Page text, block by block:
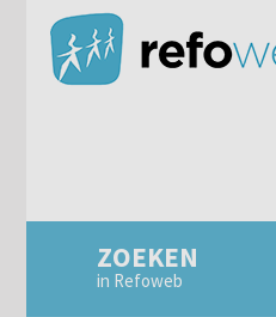
ZOEKEN
in Refoweb